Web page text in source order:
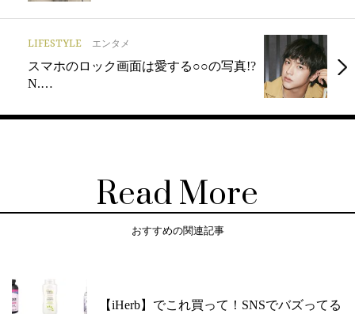
LIFESTYLE エンタメ
スマホのロック画面は愛する○○の写真!?
N.…
Read More
おすすめの関連記事
【iHerb】でこれ買って！SNSでバズってる